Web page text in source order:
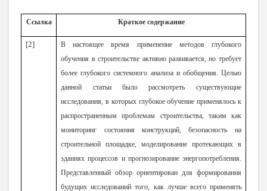
Ссылка Краткое содержание
[2]
В настоящее время применение методов глубокого
обучения в строительстве активно развивается, но требует
более глубокого системного анализа и обобщения. Целью
данной статьи было рассмотреть существующие
исследования, в которых глубокое обучение применялось к
распространенным проблемам строительства, таким как
мониторинг состояния конструкций, безопасность на
строительной площадке, моделирование протекающих в
зданиях процессов и прогнозирование энергопотребления.
Представленный обзор ориентирован для формирования
будущих исследований того, как лучше всего применять